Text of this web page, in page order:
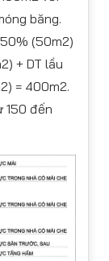
băng.
(50m2)
+ DT lầu
= 400m2.
150 đến